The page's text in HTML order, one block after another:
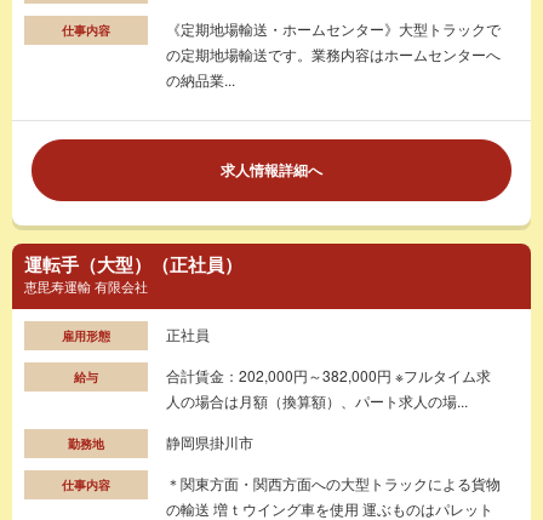
仕事内容
《定期地場輸送・ホームセンター》大型トラックで
の定期地場輸送です。業務内容はホームセンターへ
の納品業...
求人情報詳細へ
運転手（大型）（正社員）
恵毘寿運輸 有限会社
雇用形態 正社員
給与
合計賃金：202,000円～382,000円 ※フルタイム求
人の場合は月額（換算額）、パート求人の場...
勤務地 静岡県掛川市
仕事内容
＊関東方面・関西方面への大型トラックによる貨物
の輸送 増ｔウイング車を使用 運ぶものはパレット